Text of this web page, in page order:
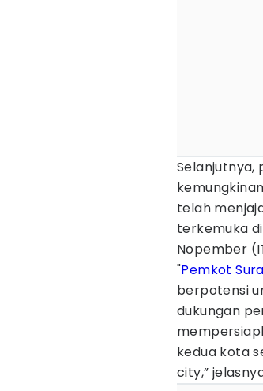
Selanjutnya,
telah
terkemuka
Nopember
"Pemkot
berpotensi
dukungan
kedua kota
city,”